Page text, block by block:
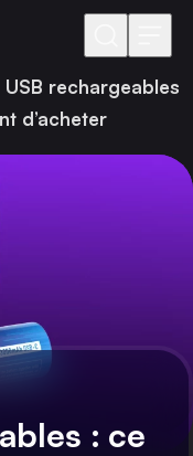
USB rechargeables
d’acheter
: ce